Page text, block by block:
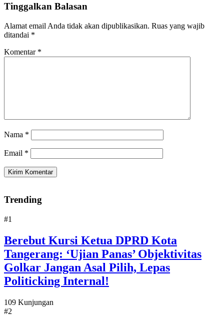
Tinggalkan Balasan
Alamat email Anda tidak akan dipublikasikan. Ruas yang wajib
ditandai *
Komentar *
Nama *
Email *
Trending
#1
Berebut Kursi Ketua DPRD Kota
Tangerang: ‘Ujian Panas’ Objektivitas
Golkar Jangan Asal Pilih, Lepas
Politicking Internal!
109 Kunjungan
#2